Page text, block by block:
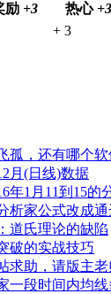
励 +3 热心 +3
+ 3
孤，还有哪个
月(日线)数据
年1月11到15的
析家公式改成
道氏理论的缺陷
破的实战技巧
求助，请版主
一段时间内均